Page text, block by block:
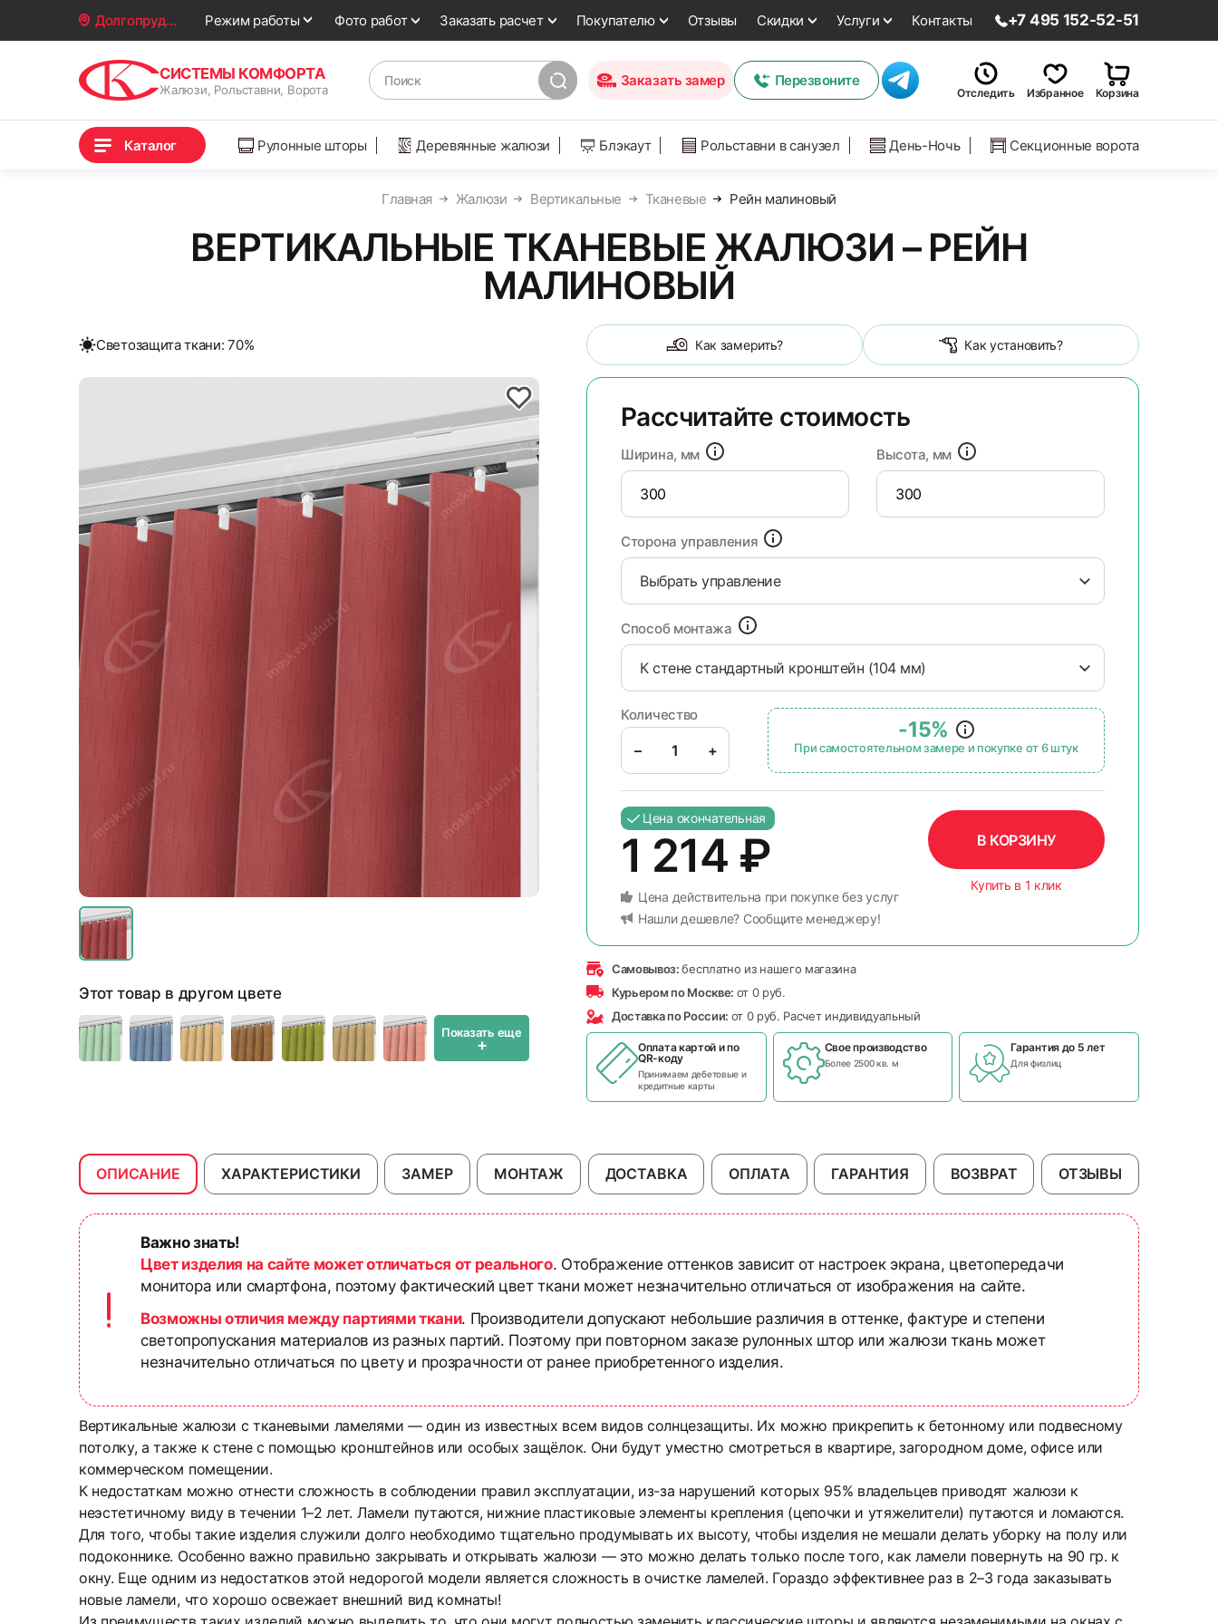
Долгопрудный Режим работы Фото работ Заказать расчет Покупателю Отзывы Скидки Услуги Контакты +7 495 152-52-51
СИСТЕМЫ КОМФОРТА
Жалюзи, Рольставни, Ворота
Заказать замер Перезвоните
Отследить Избранное Корзина
Каталог Рулонные шторы Деревянные жалюзи Блэкаут Рольставни в санузел День-Ночь Секционные ворота
Главная Жалюзи Вертикальные Тканевые Рейн малиновый
ВЕРТИКАЛЬНЫЕ ТКАНЕВЫЕ ЖАЛЮЗИ – РЕЙН
МАЛИНОВЫЙ
Cветозащита ткани: 70% Как замерить? Как установить?
Этот товар в другом цвете
Показать еще
+
Рассчитайте стоимость
Ширина, мм Высота, мм
Сторона управления
Выбрать управление
Способ монтажа
К стене стандартный кронштейн (104 мм)
Количество
– +
-15%
При самостоятельном замере и покупке от 6 штук
Цена окончательная
1 214 ₽
Цена действительна при покупке без услуг
Нашли дешевле? Сообщите менеджеру!
В КОРЗИНУ
Купить в 1 клик
Самовывоз:бесплатно из нашего магазина
Курьером по Москве: от 0 руб.
Доставка по России: от 0 руб. Расчет индивидуальный
Оплата картой и по
QR-коду
Принимаем дебетовые и
кредитные карты
Свое производство
Более 2500 кв. м
Гарантия до 5 лет
Для физлиц
ОПИСАНИЕ ХАРАКТЕРИСТИКИ ЗАМЕР МОНТАЖ ДОСТАВКА ОПЛАТА ГАРАНТИЯ ВОЗВРАТ ОТЗЫВЫ
Важно знать!
Цвет изделия на сайте может отличаться от реального. Отображение оттенков зависит от настроек экрана, цветопередачи
монитора или смартфона, поэтому фактический цвет ткани может незначительно отличаться от изображения на сайте.
Возможны отличия между партиями ткани. Производители допускают небольшие различия в оттенке, фактуре и степени
светопропускания материалов из разных партий. Поэтому при повторном заказе рулонных штор или жалюзи ткань может
незначительно отличаться по цвету и прозрачности от ранее приобретенного изделия.
Вертикальные жалюзи с тканевыми ламелями — один из известных всем видов солнцезащиты. Их можно прикрепить к бетонному или подвесному
потолку, а также к стене с помощью кронштейнов или особых защёлок. Они будут уместно смотреться в квартире, загородном доме, офисе или
коммерческом помещении.
К недостаткам можно отнести сложность в соблюдении правил эксплуатации, из-за нарушений которых 95% владельцев приводят жалюзи к
неэстетичному виду в течении 1–2 лет. Ламели путаются, нижние пластиковые элементы крепления (цепочки и утяжелители) путаются и ломаются.
Для того, чтобы такие изделия служили долго необходимо тщательно продумывать их высоту, чтобы изделия не мешали делать уборку на полу или
подоконнике. Особенно важно правильно закрывать и открывать жалюзи — это можно делать только после того, как ламели повернуть на 90 гр. к
окну. Еще одним из недостатков этой недорогой модели является сложность в очистке ламелей. Гораздо эффективнее раз в 2–3 года заказывать
новые ламели, что хорошо освежает внешний вид комнаты!